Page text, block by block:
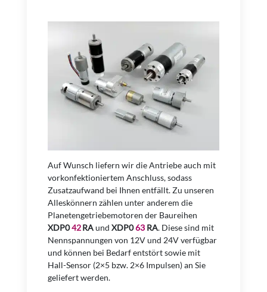
Auf Wunsch liefern wir die Antriebe auch mit
vorkonfektioniertem Anschluss, sodass
Zusatzaufwand bei Ihnen entfällt. Zu unseren
Alleskönnern zählen unter anderem die
Planetengetriebemotoren der Baureihen
XDP042 RAundXDP063 RA. Diese sind mit
Nennspannungen von 12V und 24V verfügbar
und können bei Bedarf entstört sowie mit
Hall-Sensor (2×5 bzw. 2×6 Impulsen) an Sie
geliefert werden.